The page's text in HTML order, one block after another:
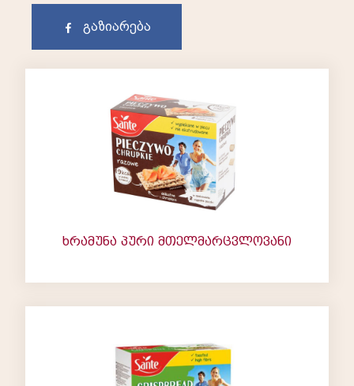
გაზიარება
ხრამუნა პური მთელმარცვლოვანი